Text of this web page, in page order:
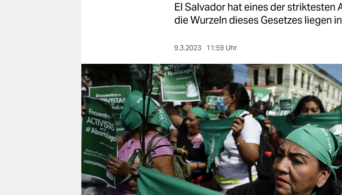
berlin
nord
wahrheit
verlag
verlag
veranstaltungen
El Salvador hat eines der
die Wurzeln dieses Gesetzes liegen
9.3.2023 11:59 Uhr